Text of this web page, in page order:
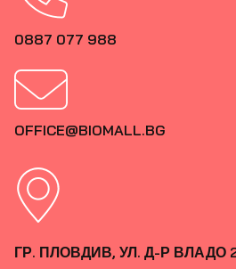
0887 077 988
OFFICE@BIOMALL.BG
ГР. ПЛОВДИВ, УЛ. Д-Р ВЛАДО